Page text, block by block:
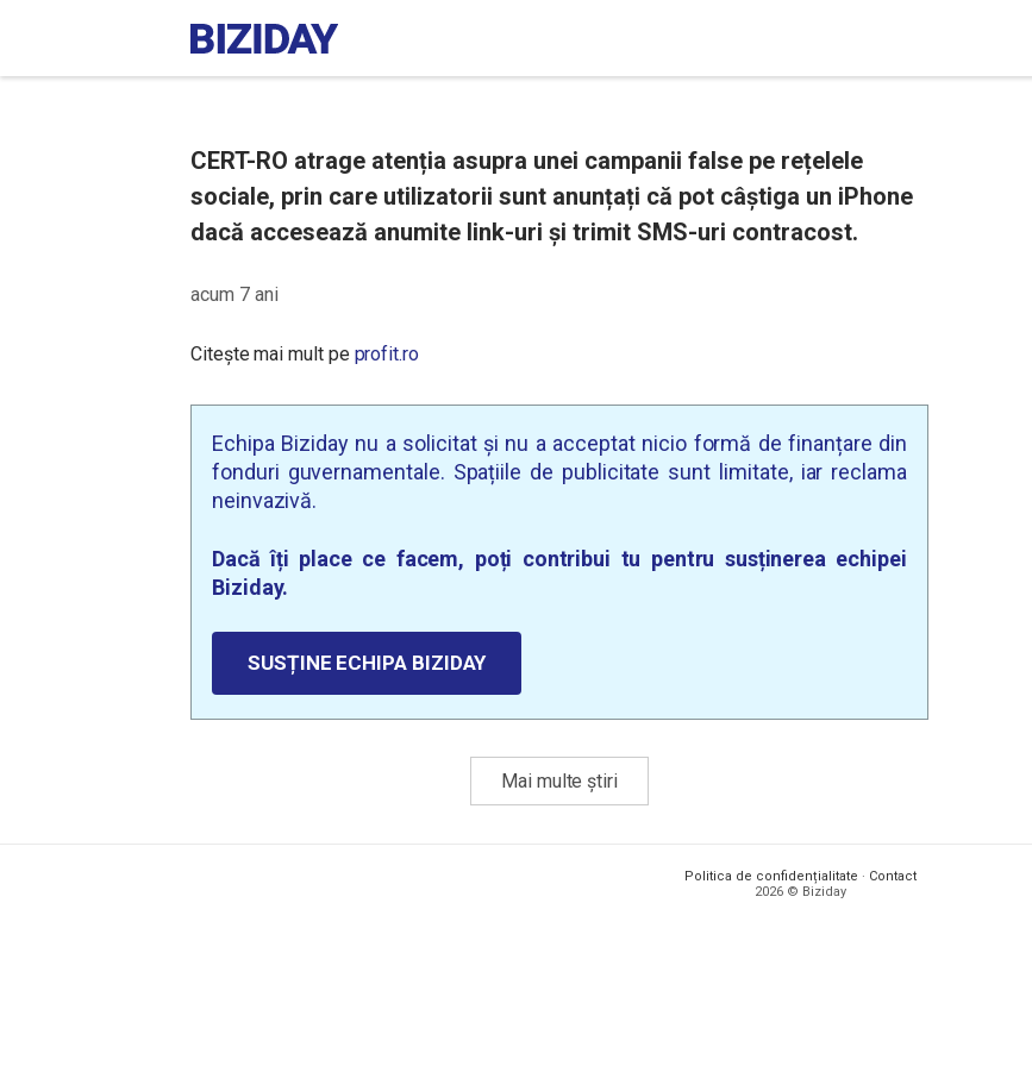
CERT-RO atrage atenția asupra unei campanii false pe rețelele
sociale, prin care utilizatorii sunt anunțați că pot câștiga un iPhone
dacă accesează anumite link-uri și trimit SMS-uri contracost.
acum 7 ani
Citește mai mult pe profit.ro
Echipa Biziday nu a solicitat și nu a acceptat nicio formă de finanțare din
fonduri guvernamentale. Spațiile de publicitate sunt limitate, iar reclama
neinvazivă.
Dacă îți place ce facem, poți contribui tu pentru susținerea echipei
Biziday.
SUSȚINE ECHIPA BIZIDAY
Mai multe știri
Politica de confidențialitate · Contact
2026 © Biziday